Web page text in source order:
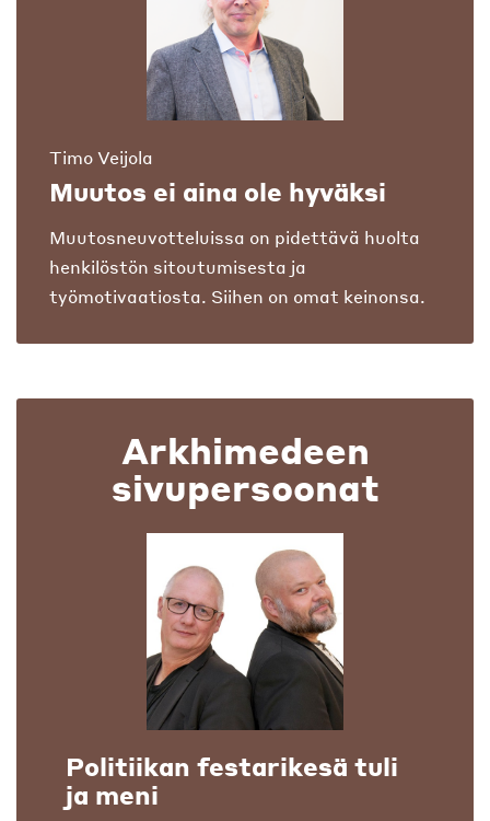
Timo Veijola
Muutos ei aina ole hyväksi
Muutosneuvotteluissa on pidettävä huolta
henkilöstön sitoutumisesta ja
työmotivaatiosta. Siihen on omat keinonsa.
Arkhimedeen
sivupersoonat
Politiikan festarikesä tuli
ja meni